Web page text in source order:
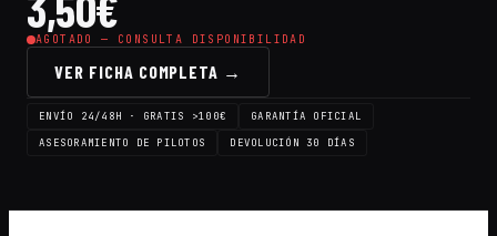
AGOTADO — CONSULTA DISPONIBILIDAD
VER FICHA COMPLETA →
ENVÍO 24/48H · GRATIS >100€
GARANTÍA OFICIAL
ASESORAMIENTO DE PILOTOS
DEVOLUCIÓN 30 DÍAS